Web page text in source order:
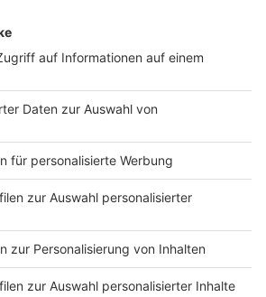
DUS ist Liebe verabschiedet
Hauptveranstaltungsort -
. Zum Abschluss könnt dort am
mit anderen einen
Bastelnachmittag verbringen und
auch noch neue Freunde
geht's um 17 Uhr.